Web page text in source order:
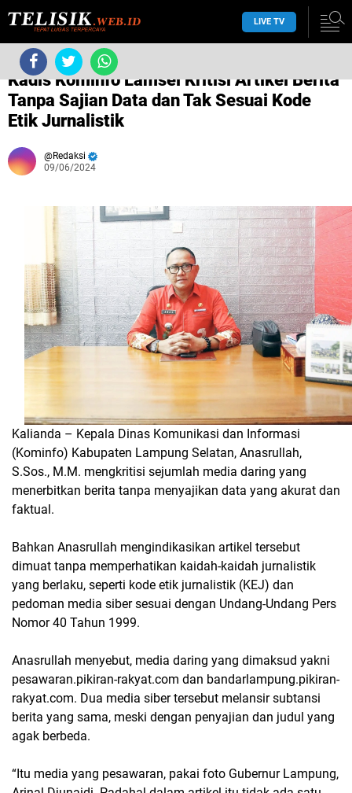
LIVE TV
›Tanpa label ›
Kadis Kominfo Lamsel Kritisi Artikel Berita
Tanpa Sajian Data dan Tak Sesuai Kode
Etik Jurnalistik
Redaksi
09/06/2024
Kalianda – Kepala Dinas Komunikasi dan Informasi
(Kominfo) Kabupaten Lampung Selatan, Anasrullah,
S.Sos., M.M. mengkritisi sejumlah media daring yang
menerbitkan berita tanpa menyajikan data yang akurat dan
faktual.
Bahkan Anasrullah mengindikasikan artikel tersebut
dimuat tanpa memperhatikan kaidah-kaidah jurnalistik
yang berlaku, seperti kode etik jurnalistik (KEJ) dan
pedoman media siber sesuai dengan Undang-Undang Pers
Nomor 40 Tahun 1999.
Anasrullah menyebut, media daring yang dimaksud yakni
pesawaran.pikiran-rakyat.com dan bandarlampung.pikiran-
rakyat.com. Dua media siber tersebut melansir subtansi
berita yang sama, meski dengan penyajian dan judul yang
agak berbeda.
“Itu media yang pesawaran, pakai foto Gubernur Lampung,